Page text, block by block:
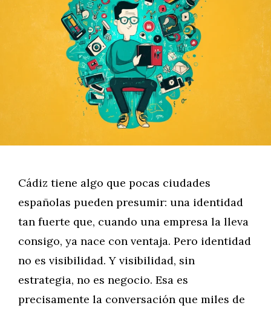
Cádiz tiene algo que pocas ciudades
españolas pueden presumir: una identidad
tan fuerte que, cuando una empresa la lleva
consigo, ya nace con ventaja. Pero identidad
no es visibilidad. Y visibilidad, sin
estrategia, no es negocio. Esa es
precisamente la conversación que miles de